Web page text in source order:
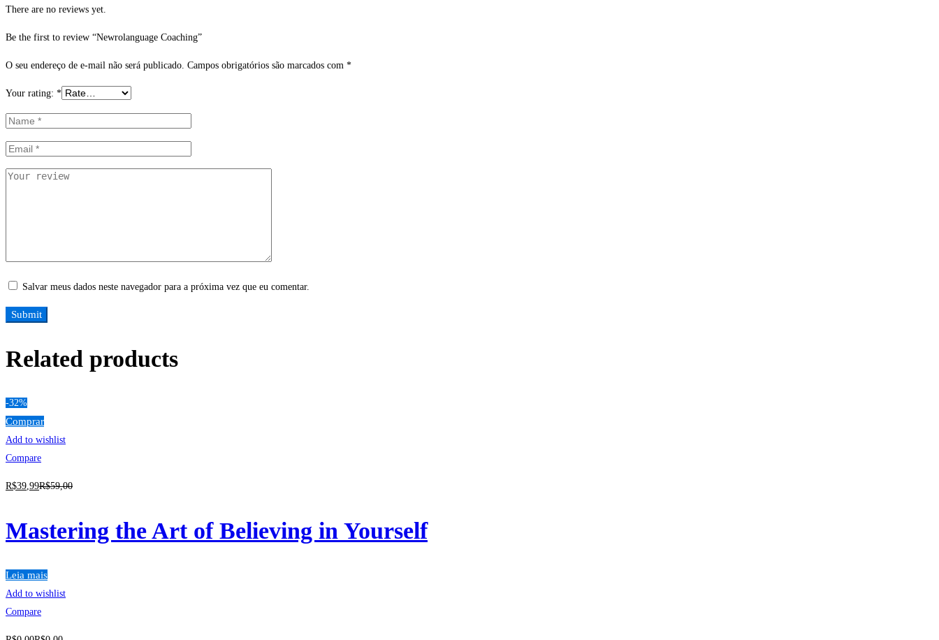
There are no reviews yet.
Be the first to review “Newrolanguage Coaching”
O seu endereço de e-mail não será publicado. Campos obrigatórios são marcados com *
Your rating: *
Salvar meus dados neste navegador para a próxima vez que eu comentar.
Related products
-32%
Comprar
Add to wishlist
Compare
R$39,99R$59,00
Mastering the Art of Believing in Yourself
Leia mais
Add to wishlist
Compare